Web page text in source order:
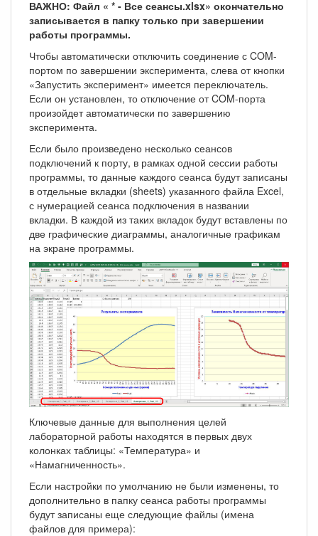
ВАЖНО: Файл « * - Все сеансы.xlsx» окончательно
записывается в папку только при завершении
работы программы.
Чтобы автоматически отключить соединение с COM-
портом по завершении эксперимента, слева от кнопки
«Запустить эксперимент» имеется переключатель.
Если он установлен, то отключение от COM-порта
произойдет автоматически по завершению
эксперимента.
Если было произведено несколько сеансов
подключений к порту, в рамках одной сессии работы
программы, то данные каждого сеанса будут записаны
в отдельные вкладки (sheets) указанного файла Excel,
с нумерацией сеанса подключения в названии
вкладки. В каждой из таких вкладок будут вставлены по
две графические диаграммы, аналогичные графикам
на экране программы.
Ключевые данные для выполнения целей
лабораторной работы находятся в первых двух
колонках таблицы: «Температура» и
«Намагниченность».
Если настройки по умолчанию не были изменены, то
дополнительно в папку сеанса работы программы
будут записаны еще следующие файлы (имена
файлов для примера):